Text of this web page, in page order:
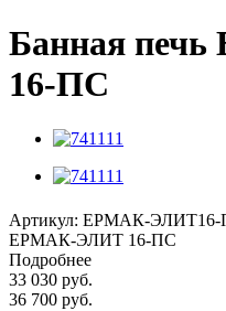
Банная
16-ПС
Артикул: ЕРМАК-ЭЛИТ16-
ЕРМАК-ЭЛИТ 16-ПС
Подробнее
33 030 руб.
36 700 руб.